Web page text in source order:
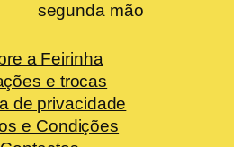
segunda mão
a Feirinha
e trocas
de privacidade
e Condições